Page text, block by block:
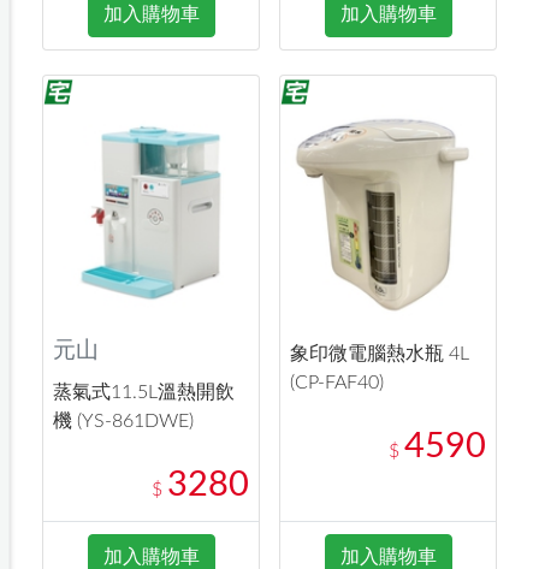
加入購物車 加入購物車
元山
蒸氣式11.5L溫熱開飲
機 (YS-861DWE)
$ 3280
加入購物車
象印微電腦熱水瓶 4L
(CP-FAF40)
$ 4590
加入購物車